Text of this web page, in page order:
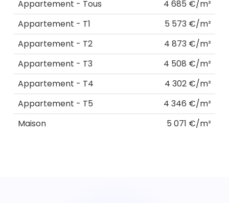
Appartement - Tous
4 685 €/m²
Appartement - T1
5 573 €/m²
Appartement - T2
4 873 €/m²
Appartement - T3
4 508 €/m²
Appartement - T4
4 302 €/m²
Appartement - T5
4 346 €/m²
Maison
5 071 €/m²